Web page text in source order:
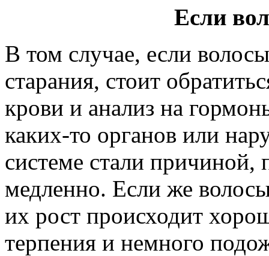
Если
В том случае, если
старания, стоит
крови и анализ на
каких-то органов или
системе стали причиной,
медленно. Если же
их рост происходит
терпения и немного